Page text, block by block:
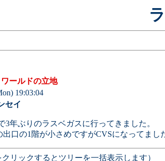
ールドの立地
19:03:04
セイ
3年ぶりのラスベガスに行ってきました。
出口の1階が小さめですがCVSになってまし
リックするとツリーを一括表示します）